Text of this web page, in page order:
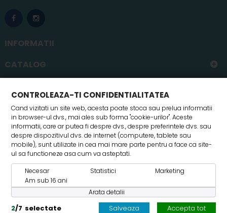
INFORMATII
CATALOG
© 2017 Timberstar SRL- Toate drepturile rezervate
CONTROLEAZA-TI CONFIDENTIALITATEA
Cand vizitati un site web, acesta poate stoca sau prelua informatii
in browser-ul dvs., mai ales sub forma "cookie-urilor". Aceste
informatii, care ar putea fi despre dvs., despre preferintele dvs. sau
despre dispozitivul dvs. de internet (computere, tablete sau
mobile), sunt utilizate in cea mai mare parte pentru a face ca site-
ul sa functioneze asa cum va asteptati.
Necesar
Statistici
Marketing
Am sub 16 ani
Arata detalii
2/7 selectate Accepta tot
Salveaza